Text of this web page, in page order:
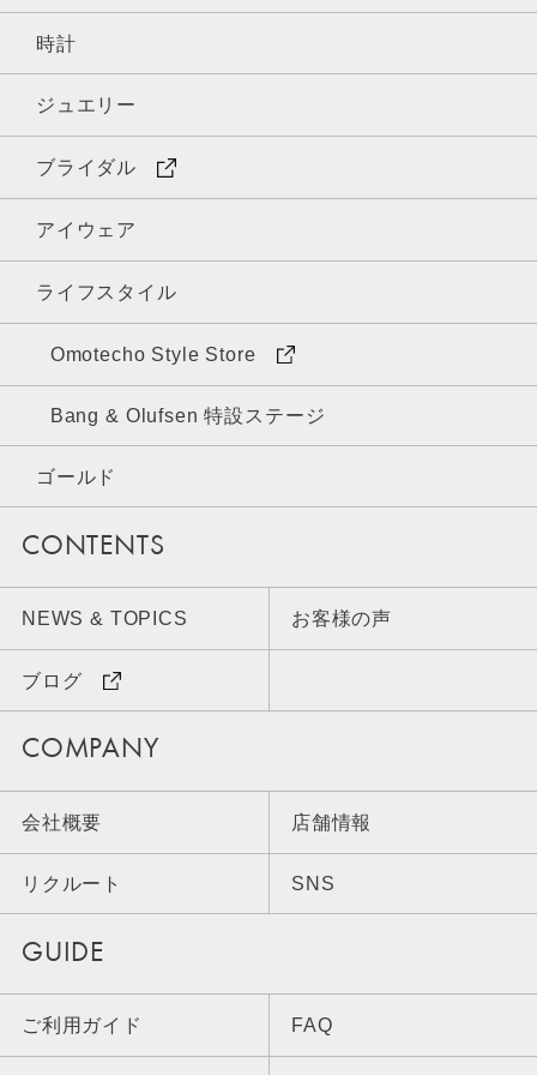
時計
ジュエリー
ブライダル
アイウェア
ライフスタイル
Omotecho Style Store
Bang & Olufsen 特設ステージ
ゴールド
CONTENTS
NEWS & TOPICS お客様の声
ブログ
COMPANY
会社概要 店舗情報
リクルート SNS
GUIDE
ご利用ガイド FAQ